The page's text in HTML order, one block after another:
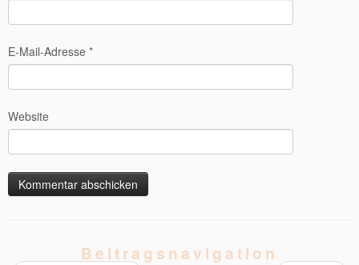
E-Mail-Adresse *
Website
Beitragsnavigation